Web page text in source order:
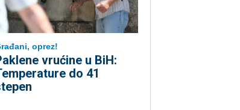
oprez!
vrućine u BiH:
do 41